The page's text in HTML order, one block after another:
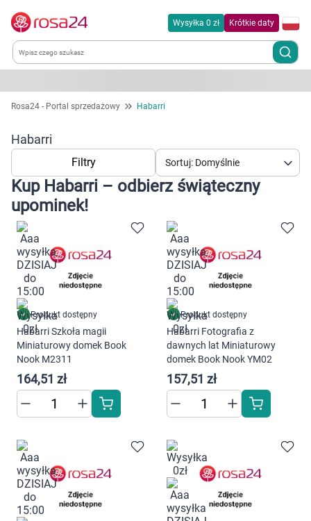
Wysyłka 0 zł Krótkie daty
Kategorie
Chemia gospodarcza
Dla zwierząt
Dom i ogród
Zdrowie
Kobieta w ciąży i mama
Dziecko
Higiena
Kosmetyki
Mężczyzna
Zdrowy styl życia
Zabawki
Rosa24 - Portal sprzedażowy Habarri
Habarri
Filtry Sortuj: Domyślnie
Kup Habarri – odbierz świąteczny
upominek!
Produkt dostępny
Habarri Szkoła magii
Miniaturowy domek Book
Nook M2311
164,51 zł
Produkt dostępny
Habarri Fotografia z
dawnych lat Miniaturowy
domek Book Nook YM02
157,51 zł